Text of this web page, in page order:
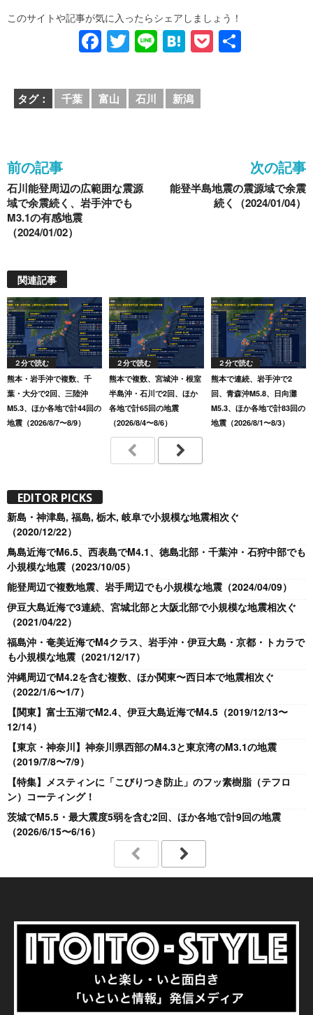
このサイトや記事が気に入ったらシェアしましょう！
F
a
c
e
o
k
T
wi
tt
er
Li
n
e
H
at
e
n
P
o
タグ： 千葉 富山 石川 新潟
前の記事
石川能登周辺の広範囲な震源
域で余震続く、岩手沖でも
M3.1の有感地震
（2024/01/02）
次の記事
能登半島地震の震源域で余震
続く（2024/01/04）
関連記事
２分で読む
熊本・岩手沖で複数、千
葉・大分で2回、三陸沖
M5.3、ほか各地で計44回の
地震（2026/8/7〜8/9）
２分で読む
熊本で複数、宮城沖・根室
半島沖・石川で2回、ほか
各地で計65回の地震
（2026/8/4〜8/6）
２分で読む
熊本で連続、岩手沖で2
回、青森沖M5.8、日向灘
M5.3、ほか各地で計83回の
地震（2026/8/1〜8/3）
EDITOR PICKS
新島・神津島, 福島, 栃木, 岐阜で小規模な地震相次ぐ
（2020/12/22）
鳥島近海でM6.5、西表島でM4.1、徳島北部・千葉沖・石狩中部でも
小規模な地震（2023/10/05）
能登周辺で複数地震、岩手周辺でも小規模な地震（2024/04/09）
伊豆大島近海で3連続、宮城北部と大阪北部で小規模な地震相次ぐ
（2021/04/22）
福島沖・奄美近海でM4クラス、岩手沖・伊豆大島・京都・トカラで
も小規模な地震（2021/12/17）
沖縄周辺でM4.2を含む複数、ほか関東〜西日本で地震相次ぐ
（2022/1/6〜1/7）
【関東】富士五湖でM2.4、伊豆大島近海でM4.5（2019/12/13〜
12/14）
【東京・神奈川】神奈川県西部のM4.3と東京湾のM3.1の地震
（2019/7/8〜7/9）
【特集】メスティンに「こびりつき防止」のフッ素樹脂（テフロ
ン）コーティング！
茨城でM5.5・最大震度5弱を含む2回、ほか各地で計9回の地震
（2026/6/15〜6/16）